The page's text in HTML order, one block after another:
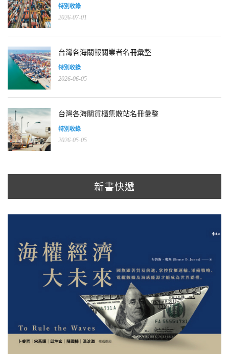
特別收錄
2026-07-01
台灣各海關報關業者名冊彙整
特別收錄
2026-06-05
台灣各海關貨櫃集散站名冊彙整
特別收錄
2026-05-05
新書快遞